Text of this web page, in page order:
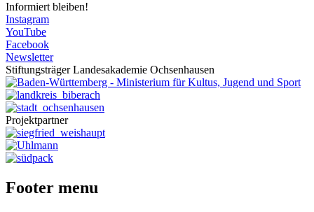
Informiert bleiben!
Instagram
YouTube
Facebook
Newsletter
Stiftungsträger Landesakademie Ochsenhausen
Projektpartner
Footer menu